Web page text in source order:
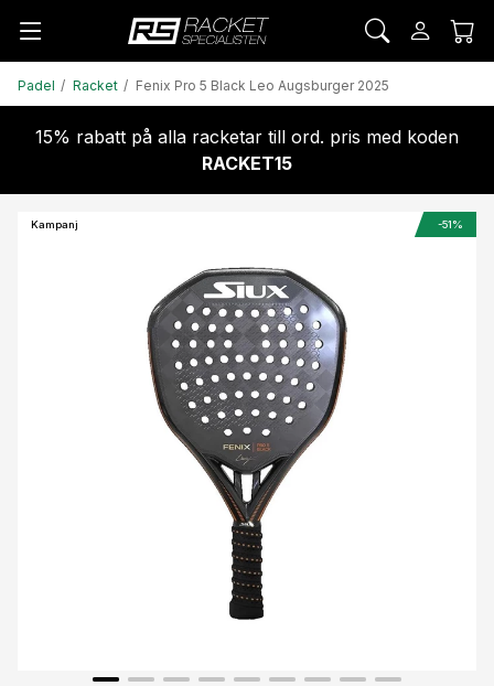
Padel Racket Fenix Pro 5 Black Leo Augsburger 2025
15% rabatt på alla racketar till ord. pris med koden
RACKET15
Kampanj -51%